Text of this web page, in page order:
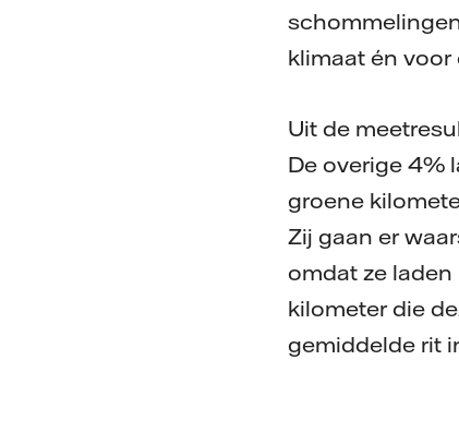
klimaat én
Uit de
De overige 4%
groene
Zij gaan er
omdat ze
kilometer die
gemiddelde rit